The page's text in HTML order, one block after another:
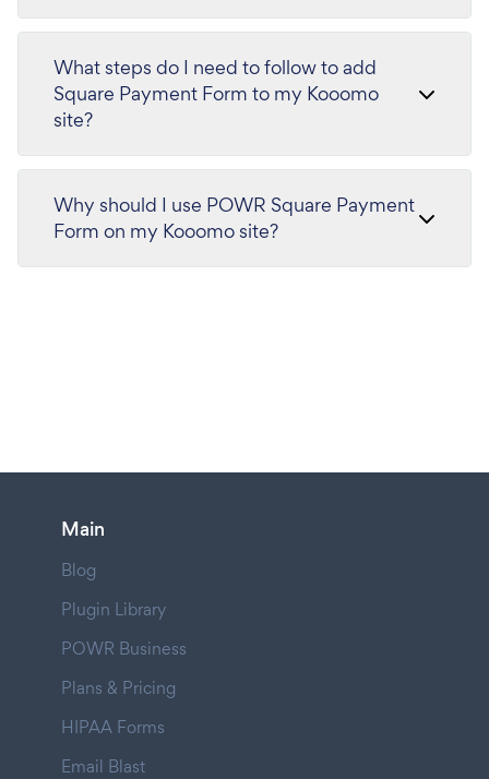
What steps do I need to follow to add
Square Payment Form to my Kooomo
site?
Why should I use POWR Square Payment
Form on my Kooomo site?
Main
Blog
Plugin Library
POWR Business
Plans & Pricing
HIPAA Forms
Email Blast